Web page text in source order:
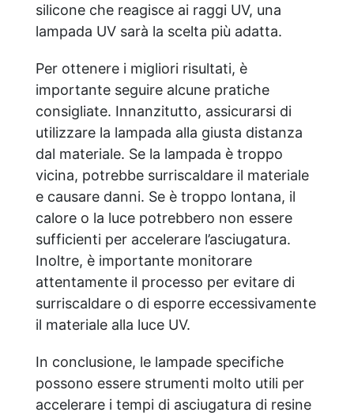
silicone che reagisce ai raggi UV, una
lampada UV sarà la scelta più adatta.
Per ottenere i migliori risultati, è
importante seguire alcune pratiche
consigliate. Innanzitutto, assicurarsi di
utilizzare la lampada alla giusta distanza
dal materiale. Se la lampada è troppo
vicina, potrebbe surriscaldare il materiale
e causare danni. Se è troppo lontana, il
calore o la luce potrebbero non essere
sufficienti per accelerare l’asciugatura.
Inoltre, è importante monitorare
attentamente il processo per evitare di
surriscaldare o di esporre eccessivamente
il materiale alla luce UV.
In conclusione, le lampade specifiche
possono essere strumenti molto utili per
accelerare i tempi di asciugatura di resine